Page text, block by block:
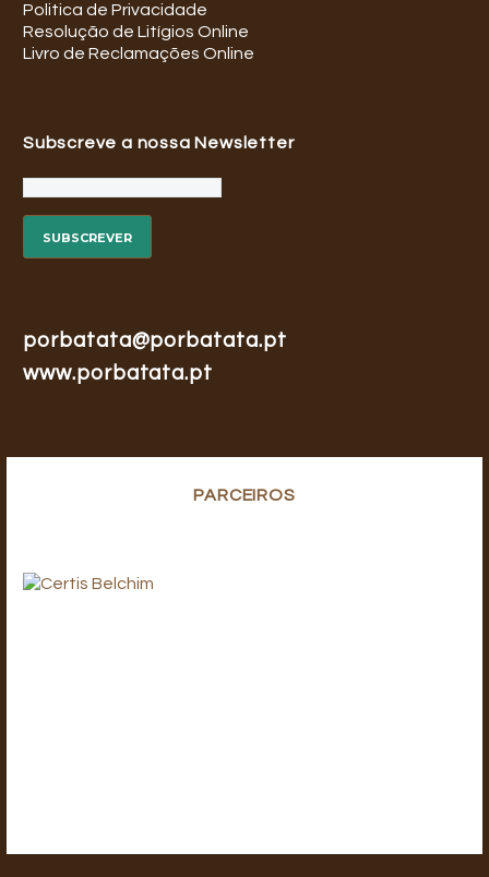
Politica de Privacidade
Resolução de Litígios Online
Livro de Reclamações Online
Subscreve a nossa Newsletter
porbatata@porbatata.pt
www.porbatata.pt
PARCEIROS